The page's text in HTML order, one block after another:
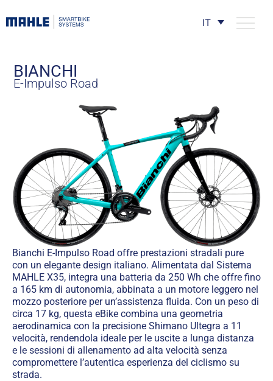
IT
BIANCHI
E-Impulso Road
Bianchi E-Impulso Road offre prestazioni stradali pure
con un elegante design italiano. Alimentata dal Sistema
MAHLE X35, integra una batteria da 250 Wh che offre fino
a 165 km di autonomia, abbinata a un motore leggero nel
mozzo posteriore per un’assistenza fluida. Con un peso di
circa 17 kg, questa eBike combina una geometria
aerodinamica con la precisione Shimano Ultegra a 11
velocità, rendendola ideale per le uscite a lunga distanza
e le sessioni di allenamento ad alta velocità senza
compromettere l’autentica esperienza del ciclismo su
strada.